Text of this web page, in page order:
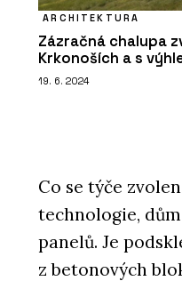
ARCHITEKTURA
Zázračná chalupa
Krkonoších a s
19. 6. 2024
Co se týče
technologie,
panelů. Je
z betonových